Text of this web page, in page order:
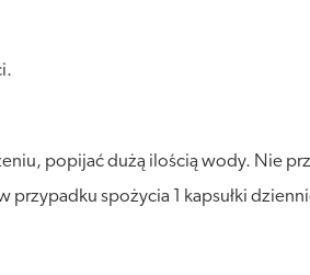
popijać dużą ilością wody. Nie
przypadku spożycia 1 kapsułki